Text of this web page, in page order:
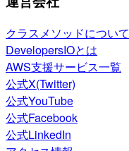
クラスメソッドについて
DevelopersIOとは
AWS支援サービス一覧
公式X(Twitter)
公式YouTube
公式Facebook
公式LinkedIn